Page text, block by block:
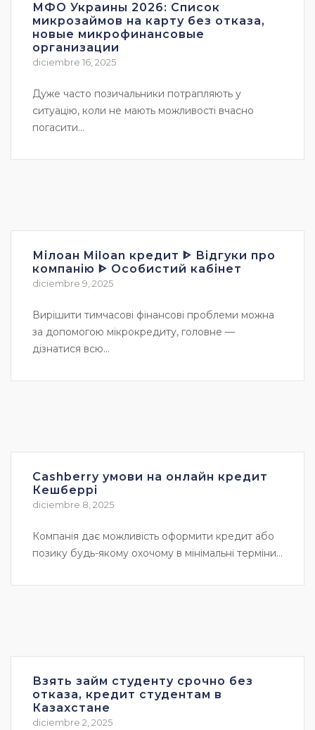
МФО Украины 2026: Список
микрозаймов на карту без отказа,
новые микрофинансовые
организации
diciembre 16, 2025
Дуже часто позичальники потрапляють у
ситуацію, коли не мають можливості вчасно
погасити...
Мілоан Miloan кредит ᐈ Відгуки про
компанію ᐈ Особистий кабінет
diciembre 9, 2025
Вирішити тимчасові фінансові проблеми можна
за допомогою мікрокредиту, головне —
дізнатися всю...
Cashberry умови на онлайн кредит
Кешберрі
diciembre 8, 2025
Компанія дає можливість оформити кредит або
позику будь-якому охочому в мінімальні терміни...
Взять займ студенту срочно без
отказа, кредит студентам в
Казахстане
diciembre 2, 2025